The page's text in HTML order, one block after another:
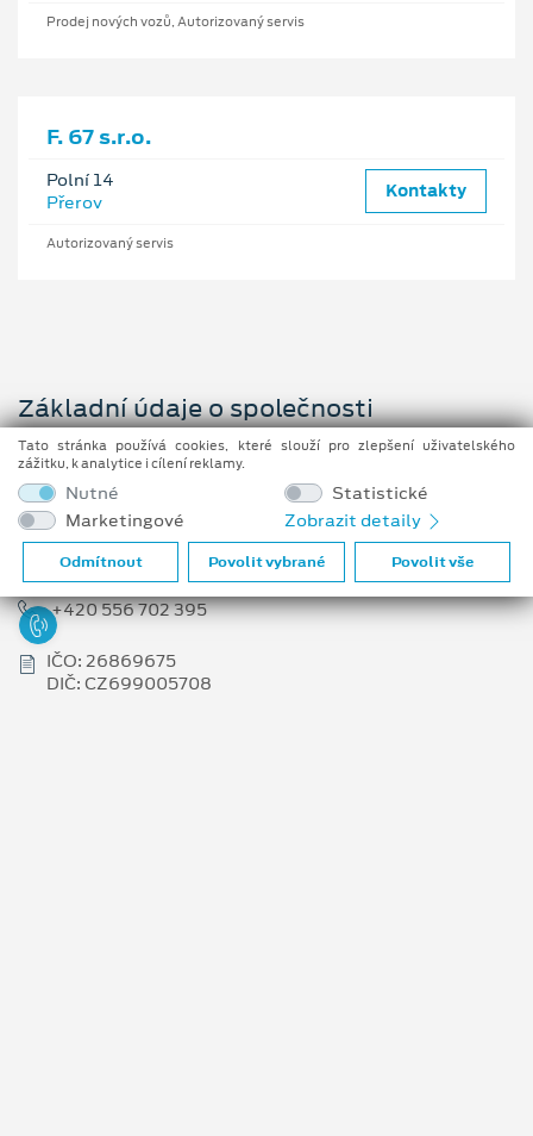
Prodej nových vozů, Autorizovaný servis
F. 67 s.r.o.
Polní 14
Přerov
Kontakty
Autorizovaný servis
Základní údaje o společnosti
F. 67
Nádražní 606/28
741 01 Nový Jičín
f67@f67.cz
+420 556 702 395
IČO: 26869675
DIČ: CZ699005708
Tato stránka používá cookies, které slouží pro zlepšení uživatelského
zážitku, k analytice i cílení reklamy.
Nutné
Statistické
Marketingové
Zobrazit detaily
Odmítnout Povolit vybrané Povolit vše